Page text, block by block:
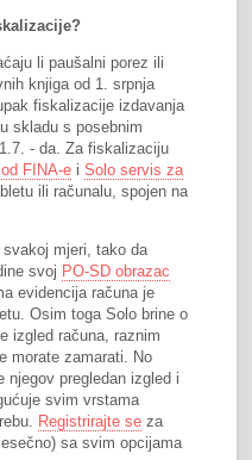
li paušalni porez ili
knjiga od 1. srpnja
fiskalizacije izdavanja
skladu s posebnim
- da. Za fiskalizaciju
FINA-e iSolo servis za
ili računalu, spojen na
mjeri, tako da
svoj PO-SD obrazac
evidencija računa je
Osim toga Solo brine o
izgled računa, raznim
morate zamarati. No
njegov pregledan izgled i
svim vrstama
Registrirajte se za
sa svim opcijama